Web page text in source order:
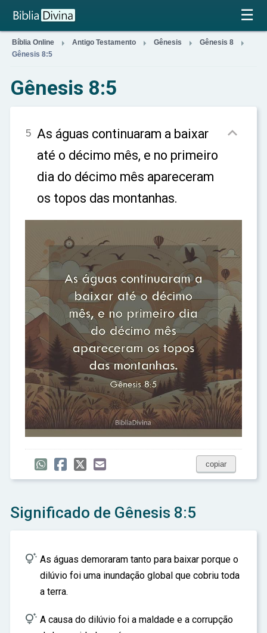
×
☰
Bíblia Online  Antigo Testamento  Gênesis  Gênesis 8 
Gênesis 8:5
Gênesis 8:5
5 As águas continuaram a baixar
até o décimo mês, e no primeiro
dia do décimo mês apareceram
os topos das montanhas.

copiar
Significado de Gênesis 8:5
 As águas demoraram tanto para baixar porque o
dilúvio foi uma inundação global que cobriu toda
a terra.
 A causa do dilúvio foi a maldade e a corrupção